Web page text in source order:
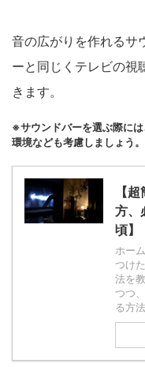
音の広がりを作れるサ
ーと同じくテレビの視
きます。
※サウンドバーを選ぶ際に
環境なども考慮しましょう。
【
方、
頃】
ホー
つけ
法を
つつ
る方